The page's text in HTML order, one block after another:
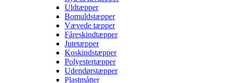
Uldtæpper
Bomuldstæpper
Vævede tæpper
Fåreskindtæpper
Jutetæpper
Koskindstæpper
Polyestertæpper
Udendørstæpper
Plastmåtter